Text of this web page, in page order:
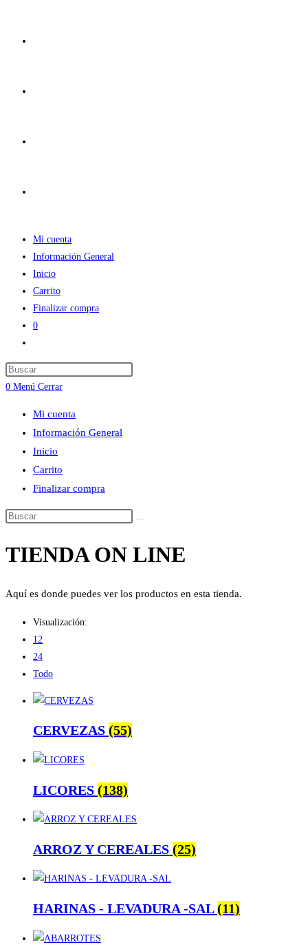
Mi cuenta
Información General
Inicio
Carrito
Finalizar compra
0
de
la
web
0 Menú Cerrar
Mi cuenta
Información General
Inicio
Carrito
Finalizar compra
Buscar
esta
TIENDA ON LINE
Aquí es donde puedes ver los productos en esta tienda.
Visualización:
12
24
Todo
CERVEZAS (55)
LICORES (138)
ARROZ Y CEREALES (25)
HARINAS - LEVADURA -SAL(11)